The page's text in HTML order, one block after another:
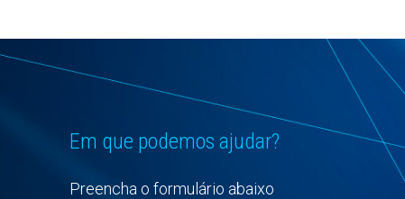
Em que podemos ajudar?
Preencha o formulário abaixo